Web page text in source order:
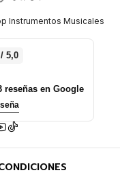
Instrumentos Musicales
5,0
reseñas en Google